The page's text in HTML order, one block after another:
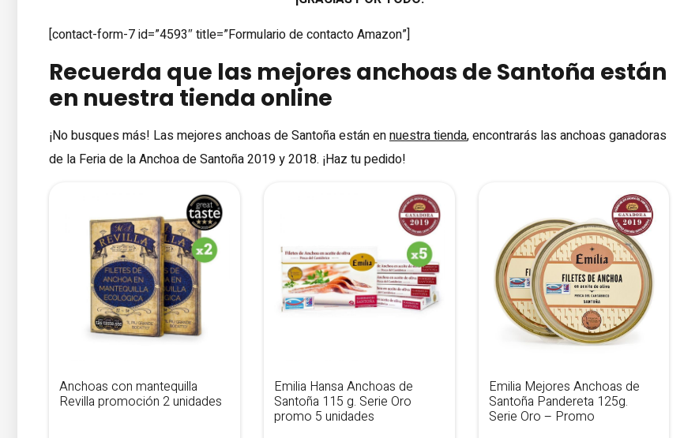
[contact-form-7 id=”4593″ title=”Formulario de contacto Amazon”]
Recuerda que las mejores anchoas de Santoña están
en nuestra tienda online
¡No busques más! Las mejores anchoas de Santoña están ennuestra tienda, encontrarás las anchoas ganadoras
de la Feria de la Anchoa de Santoña 2019 y 2018. ¡Haz tu pedido!
Anchoas con mantequilla
Revilla promoción 2 unidades
Emilia Hansa Anchoas de
Santoña 115 g. Serie Oro
promo 5 unidades
Emilia Mejores Anchoas de
Santoña Pandereta 125g.
Serie Oro – Promo